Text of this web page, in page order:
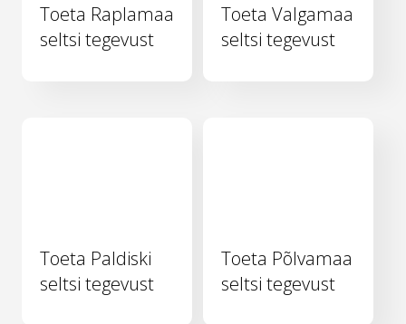
Toeta Raplamaa
seltsi tegevust
Toeta Valgamaa
seltsi tegevust
Toeta Paldiski
seltsi tegevust
Toeta Põlvamaa
seltsi tegevust